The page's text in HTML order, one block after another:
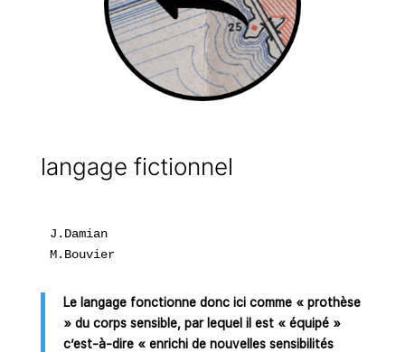
langage fictionnel
J.Damian
M.Bouvier
Le langage fonctionne donc ici comme « prothèse
» du corps sensible, par lequel il est « équipé »
c’est-à-dire « enrichi de nouvelles sensibilités